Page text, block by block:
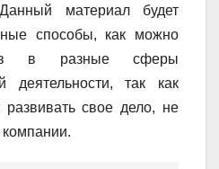
материал будет
способы, как можно
в разные сферы
деятельности, так как
свое дело, не